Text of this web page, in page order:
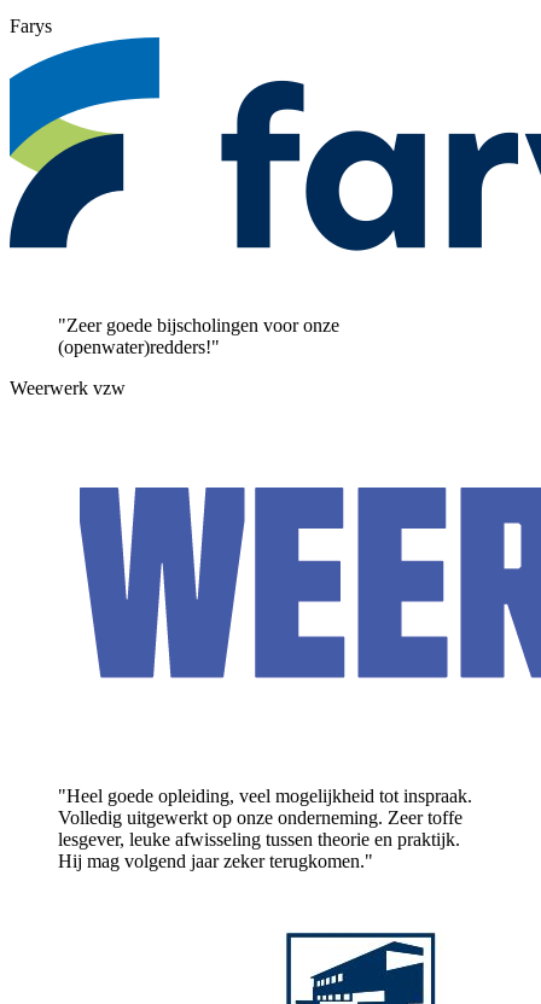
Farys
"Zeer goede bijscholingen voor onze
(openwater)redders!"
Weerwerk vzw
"Heel goede opleiding, veel mogelijkheid tot inspraak.
Volledig uitgewerkt op onze onderneming. Zeer toffe
lesgever, leuke afwisseling tussen theorie en praktijk.
Hij mag volgend jaar zeker terugkomen."